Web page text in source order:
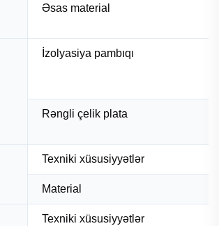
Əsas material
İzolyasiya pambıqı
Rəngli çelik plata
Texniki xüsusiyyətlər
Material
Texniki xüsusiyyətlər